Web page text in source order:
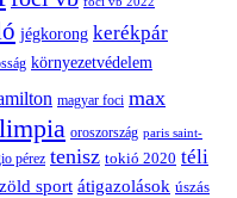
jégkorong kerékpár
környezetvédelem
magyar foci max
oroszország paris saint-
pérez tenisz tokió 2020 téli
zöld sport átigazolások úszás